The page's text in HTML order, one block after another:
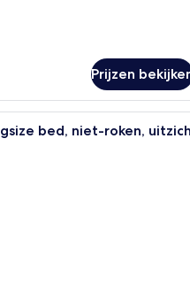
Prijzen
Een hotelkamer met een
bed, niet-roken,